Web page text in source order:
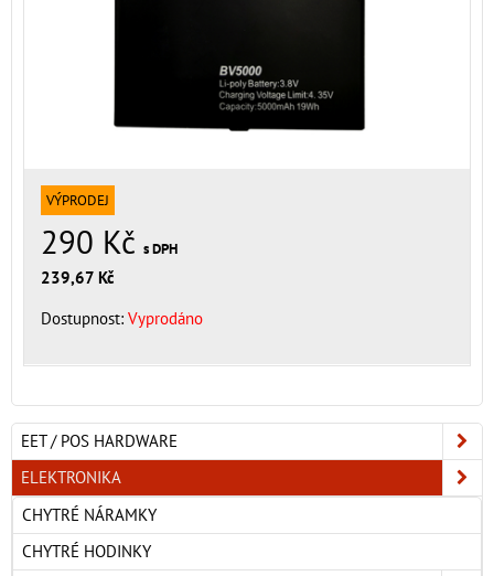
VÝPRODEJ
290 Kč s DPH
239,67 Kč
Dostupnost: Vyprodáno
EET / POS HARDWARE
ELEKTRONIKA
CHYTRÉ NÁRAMKY
CHYTRÉ HODINKY